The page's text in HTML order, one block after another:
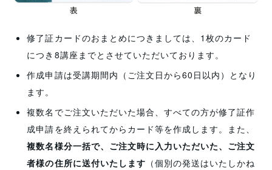
修了証カードのおまとめにつきましては、1枚のカード
につき8講座までとさせていただいております。
作成申請は受講期間内（ご注文日から60日以内）となり
ます。
複数名でご注文いただいた場合、すべての方が修了証作
成申請を終えられてからカード等を作成します。また、
複数名様分一括で、ご注文時に入力いただいた、ご注文
者様の住所に送付いたします （個別の発送はいたしかね